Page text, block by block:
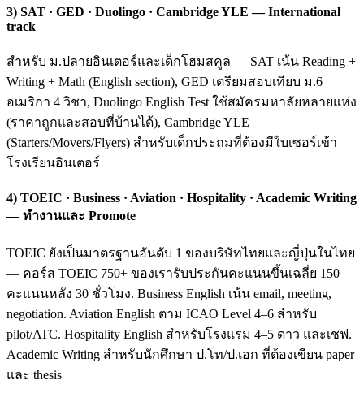
3) SAT · GED · Duolingo · Cambridge YLE — International
track
สำหรับ ม.ปลายอินเตอร์และเด็กโฮมสคูล — SAT เน้น Reading +
Writing + Math (English section), GED เตรียมสอบเทียบ ม.6
อเมริกา 4 วิชา, Duolingo English Test ใช้สมัครมหาลัยหลายแห่ง
(ราคาถูกและสอบที่บ้านได้), Cambridge YLE
(Starters/Movers/Flyers) สำหรับเด็กประถมที่ต้องมีใบเซอร์เข้า
โรงเรียนอินเตอร์
4) TOEIC · Business · Aviation · Hospitality · Academic Writing
— ทำงานและ Promote
TOEIC ยังเป็นมาตรฐานอันดับ 1 ของบริษัทไทยและญี่ปุ่นในไทย
— คอร์ส TOEIC 750+ ของเรารับประกันคะแนนขึ้นเฉลี่ย 150
คะแนนหลัง 30 ชั่วโมง. Business English เน้น email, meeting,
negotiation. Aviation English ตาม ICAO Level 4–6 สำหรับ
pilot/ATC. Hospitality English สำหรับโรงแรม 4–5 ดาว และเชฟ.
Academic Writing สำหรับนักศึกษา ป.โท/ป.เอก ที่ต้องเขียน paper
และ thesis